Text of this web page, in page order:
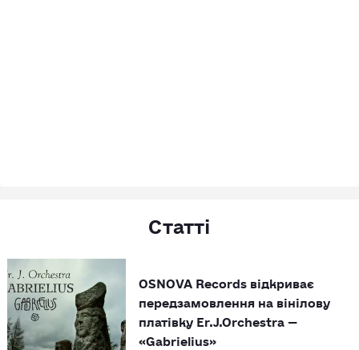
Статті
OSNOVA Records відкриває
передзамовлення на вінілову
платівку Er.J.Orchestra —
«Gabrielius»